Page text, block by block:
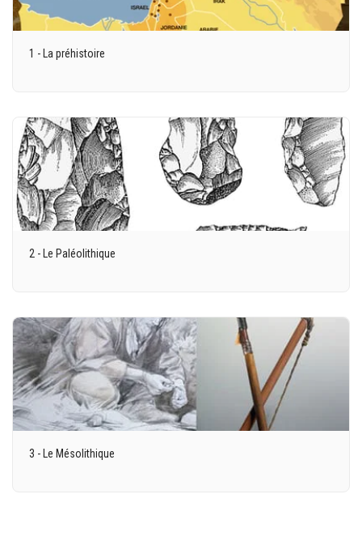
1 - La préhistoire
2 - Le Paléolithique
3 - Le Mésolithique